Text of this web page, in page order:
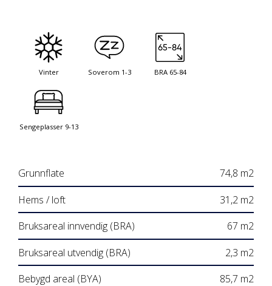
Vinter Soverom 1-3 BRA 65-84
Sengeplasser 9-13
Grunnflate
74,8 m2
Hems / loft
31,2 m2
Bruksareal innvendig (BRA)
67 m2
Bruksareal utvendig (BRA)
2,3 m2
Bebygd areal (BYA)
85,7 m2